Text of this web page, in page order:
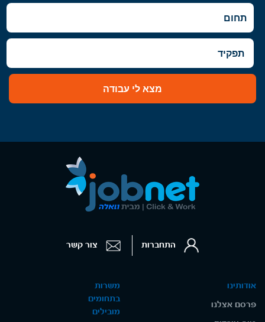
השפלה- רמלה לוד
מצא לי עבודה
אודותינו
פרסם אצלנו
משרות
בתחומים
מובילים